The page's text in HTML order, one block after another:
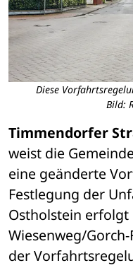
Diese
Bild:
Timmendorfer
weist die
eine geänderte
Festlegung der
Ostholstein
Wiesenweg/
der